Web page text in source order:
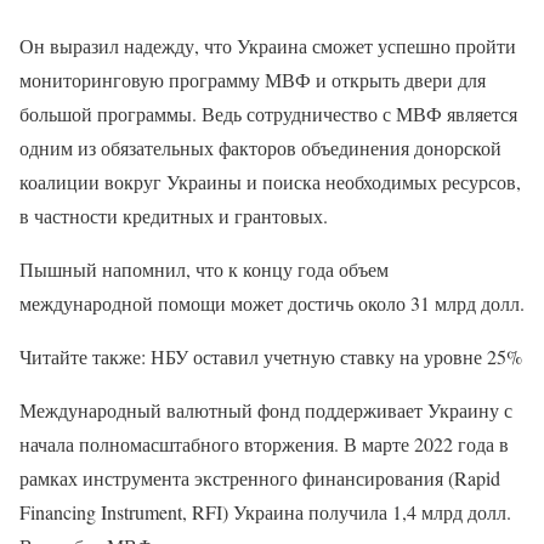
Он выразил надежду, что Украина сможет успешно пройти
мониторинговую программу МВФ и открыть двери для
большой программы. Ведь сотрудничество с МВФ является
одним из обязательных факторов объединения донорской
коалиции вокруг Украины и поиска необходимых ресурсов,
в частности кредитных и грантовых.
Пышный напомнил, что к концу года объем
международной помощи может достичь около 31 млрд долл.
Читайте также: НБУ оставил учетную ставку на уровне 25%
Международный валютный фонд поддерживает Украину с
начала полномасштабного вторжения. В марте 2022 года в
рамках инструмента экстренного финансирования (Rapid
Financing Instrument, RFI) Украина получила 1,4 млрд долл.